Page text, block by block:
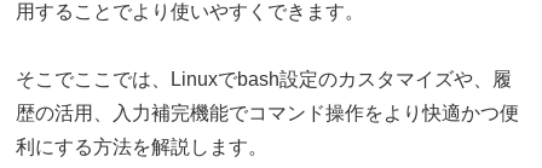
用することでより使いやすくできます。
そこでここでは、Linuxでbash設定のカスタマイズや、履
歴の活用、入力補完機能でコマンド操作をより快適かつ便
利にする方法を解説します。